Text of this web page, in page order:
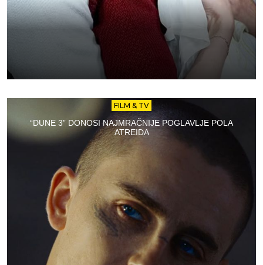
FILM & TV
“DUNE 3” DONOSI NAJMRAČNIJE POGLAVLJE POLA
ATREIDA